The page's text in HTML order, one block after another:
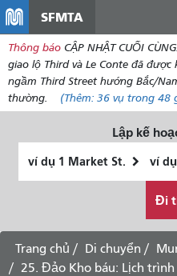
SFMTA
Thông báo CẬP NHẬT CUỐI
giao lộ Third và Le Conte đã
ngầm Third Street hướng Bắc/
thường.
(Thêm: 36 vụ trong 48
Lập kế
thúc
Đi
Trang chủ Di chuyển
25. Đảo Kho báu: Lịch trình